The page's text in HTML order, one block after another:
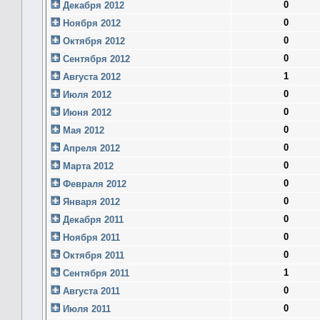
Декабря 2012
0
Ноября 2012
0
Октября 2012
0
Сентября 2012
0
Августа 2012
1
Июля 2012
0
Июня 2012
0
Мая 2012
0
Апреля 2012
0
Марта 2012
0
Февраля 2012
0
Января 2012
0
Декабря 2011
0
Ноября 2011
0
Октября 2011
0
Сентября 2011
1
Августа 2011
0
Июля 2011
0